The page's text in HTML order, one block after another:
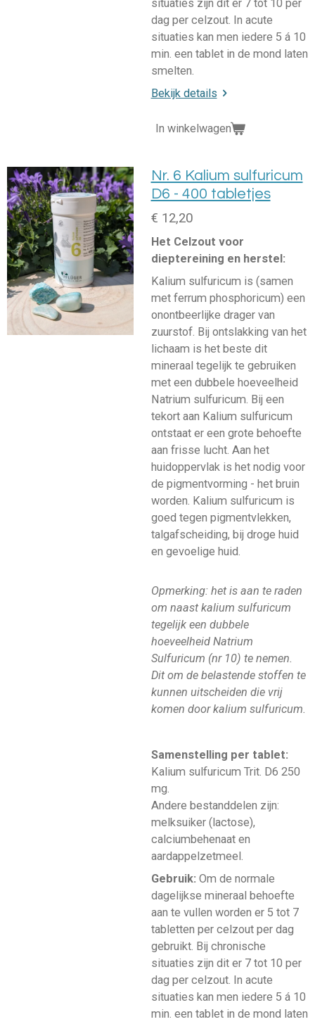
situaties zijn dit er 7 tot 10 per
dag per celzout. In acute
situaties kan men iedere 5 á 10
min. een tablet in de mond laten
smelten.
Bekijk details
In winkelwagen
Nr. 6 Kalium sulfuricum
D6 - 400 tabletjes
€ 12,20
Het Celzout voor
dieptereining en herstel:
Kalium sulfuricum is (samen
met ferrum phosphoricum) een
onontbeerlijke drager van
zuurstof. Bij ontslakking van het
lichaam is het beste dit
mineraal tegelijk te gebruiken
met een dubbele hoeveelheid
Natrium sulfuricum. Bij een
tekort aan Kalium sulfuricum
ontstaat er een grote behoefte
aan frisse lucht. Aan het
huidoppervlak is het nodig voor
de pigmentvorming - het bruin
worden. Kalium sulfuricum is
goed tegen pigmentvlekken,
talgafscheiding, bij droge huid
en gevoelige huid.
Opmerking: het is aan te raden
om naast kalium sulfuricum
tegelijk een dubbele
hoeveelheid Natrium
Sulfuricum (nr 10) te nemen.
Dit om de belastende stoffen te
kunnen uitscheiden die vrij
komen door kalium sulfuricum.
Samenstelling per tablet:
Kalium sulfuricum Trit. D6 250
mg.
Andere bestanddelen zijn:
melksuiker (lactose),
calciumbehenaat en
aardappelzetmeel.
Gebruik: Om de normale
dagelijkse mineraal behoefte
aan te vullen worden er 5 tot 7
tabletten per celzout per dag
gebruikt. Bij chronische
situaties zijn dit er 7 tot 10 per
dag per celzout. In acute
situaties kan men iedere 5 á 10
min. een tablet in de mond laten